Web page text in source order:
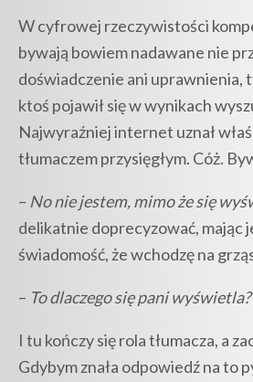
W cyfrowej rzeczywistości
bywają bowiem nadawane nie
doświadczenie ani uprawnienia,
ktoś pojawił się w wynikach
Najwyraźniej internet uznał
tłumaczem przysięgłym. Cóż.
– No nie jestem, mimo że się
delikatnie doprecyzować, mając
świadomość, że wchodzę na
– To dlaczego się pani wyświetla?
I tu kończy się rola tłumacza, a
Gdybym znała odpowiedź na to